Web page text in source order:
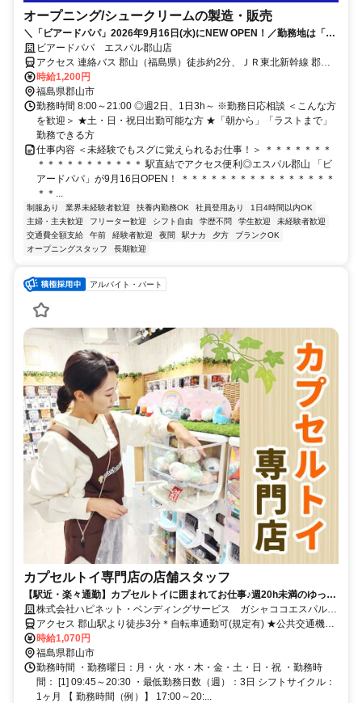
オープニング/シュークリームの製造・販売
＼「ビアードパパ」2026年9月16日(水)にNEW OPEN！／勤務地は「JR
郡山駅」直結◎オープニングSTAFF募集
ビアードパパ エスパル郡山店
アクセス 連絡バス 郡山（福島県）徒歩約2分、ＪＲ東北新幹線 郡山
（福島県）タクシープール口(西口)徒歩約1分、ＪＲ東北本線 郡山
（福島県）タクシープール口(西口)徒歩約1分
時給1,200円
福島県郡山市
勤務時間 8:00～21:00 ◎週2日、1日3h～ ※勤務日応相談 ＜こんな方
を歓迎＞ ★土・日・祝日出勤可能な方 ★「朝から」「ラストまで」
勤務できる方
仕事内容 ＜未経験でもスグに覚えられるお仕事！＞ ＊＊＊＊＊＊＊
＊＊＊＊＊＊＊＊＊＊＊ 駅直結でアクセス便利◎エスパル郡山 「ビ
アードパパ」が9月16日OPEN！ ＊＊＊＊＊＊＊＊＊＊＊＊＊＊＊＊
＊＊...
制服あり 業界未経験者歓迎 扶養内勤務OK 社員登用あり
1日4時間以内OK
主婦・主夫歓迎
フリーター歓迎 シフト自由 学歴不問 学生歓迎
未経験者歓迎
交通費全額支給
午前 経験者歓迎 夜間 駅ナカ 夕方
ブランクOK
オープニングスタッフ
長期歓迎
アルバイト・パート
カプセルトイ専門店の店舗スタッフ
【駅近・楽々通勤】カプセルトイに囲まれてお仕事♪週20h未満のゆった
り働けるシフトです◎髪色自由・ネイル＆ピアスOK
株式会社ハピネット・ベンディングサービス ガシャココエスパル郡
山
アクセス 郡山駅より徒歩3分＊自転車通勤可(規定有) ★公共交通機関
の場合交通費全額支給
時給1,070円
福島県郡山市
勤務時間 ・勤務曜日：月・火・水・木・金・土・日・祝 ・勤務時
間： [1] 09:45～20:30 ・最低勤務日数（週）：3日 シフトサイクル：
1ヶ月 【 勤務時間（例）】 17:00～20:...